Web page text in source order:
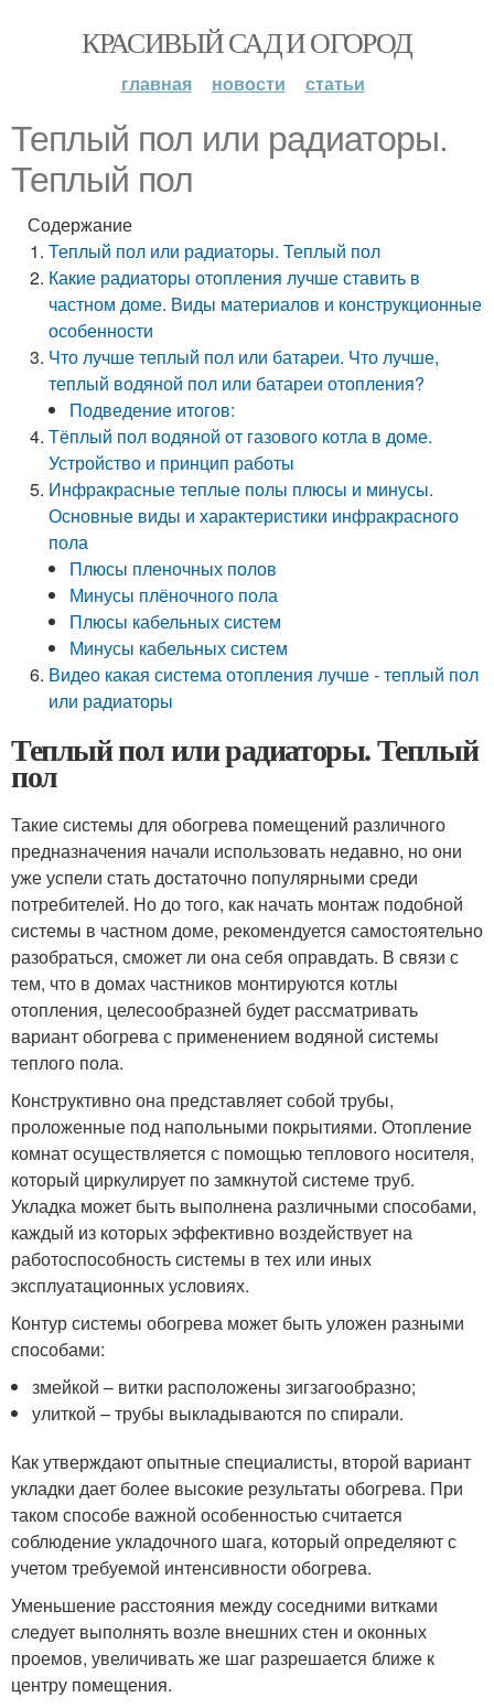
КРАСИВЫЙ САД И ОГОРОД
главная новости статьи
Теплый пол или радиаторы.
Теплый пол
Содержание
Теплый пол или радиаторы. Теплый пол
Какие радиаторы отопления лучше ставить в
частном доме. Виды материалов и конструкционные
особенности
Что лучше теплый пол или батареи. Что лучше,
теплый водяной пол или батареи отопления?
Подведение итогов:
Тёплый пол водяной от газового котла в доме.
Устройство и принцип работы
Инфракрасные теплые полы плюсы и минусы.
Основные виды и характеристики инфракрасного
пола
Плюсы пленочных полов
Минусы плёночного пола
Плюсы кабельных систем
Минусы кабельных систем
Видео какая система отопления лучше - теплый пол
или радиаторы
Теплый пол или радиаторы. Теплый
пол
Такие системы для обогрева помещений различного
предназначения начали использовать недавно, но они
уже успели стать достаточно популярными среди
потребителей. Но до того, как начать монтаж подобной
системы в частном доме, рекомендуется самостоятельно
разобраться, сможет ли она себя оправдать. В связи с
тем, что в домах частников монтируются котлы
отопления, целесообразней будет рассматривать
вариант обогрева с применением водяной системы
теплого пола.
Конструктивно она представляет собой трубы,
проложенные под напольными покрытиями. Отопление
комнат осуществляется с помощью теплового носителя,
который циркулирует по замкнутой системе труб.
Укладка может быть выполнена различными способами,
каждый из которых эффективно воздействует на
работоспособность системы в тех или иных
эксплуатационных условиях.
Контур системы обогрева может быть уложен разными
способами:
змейкой – витки расположены зигзагообразно;
улиткой – трубы выкладываются по спирали.
Как утверждают опытные специалисты, второй вариант
укладки дает более высокие результаты обогрева. При
таком способе важной особенностью считается
соблюдение укладочного шага, который определяют с
учетом требуемой интенсивности обогрева.
Уменьшение расстояния между соседними витками
следует выполнять возле внешних стен и оконных
проемов, увеличивать же шаг разрешается ближе к
центру помещения.